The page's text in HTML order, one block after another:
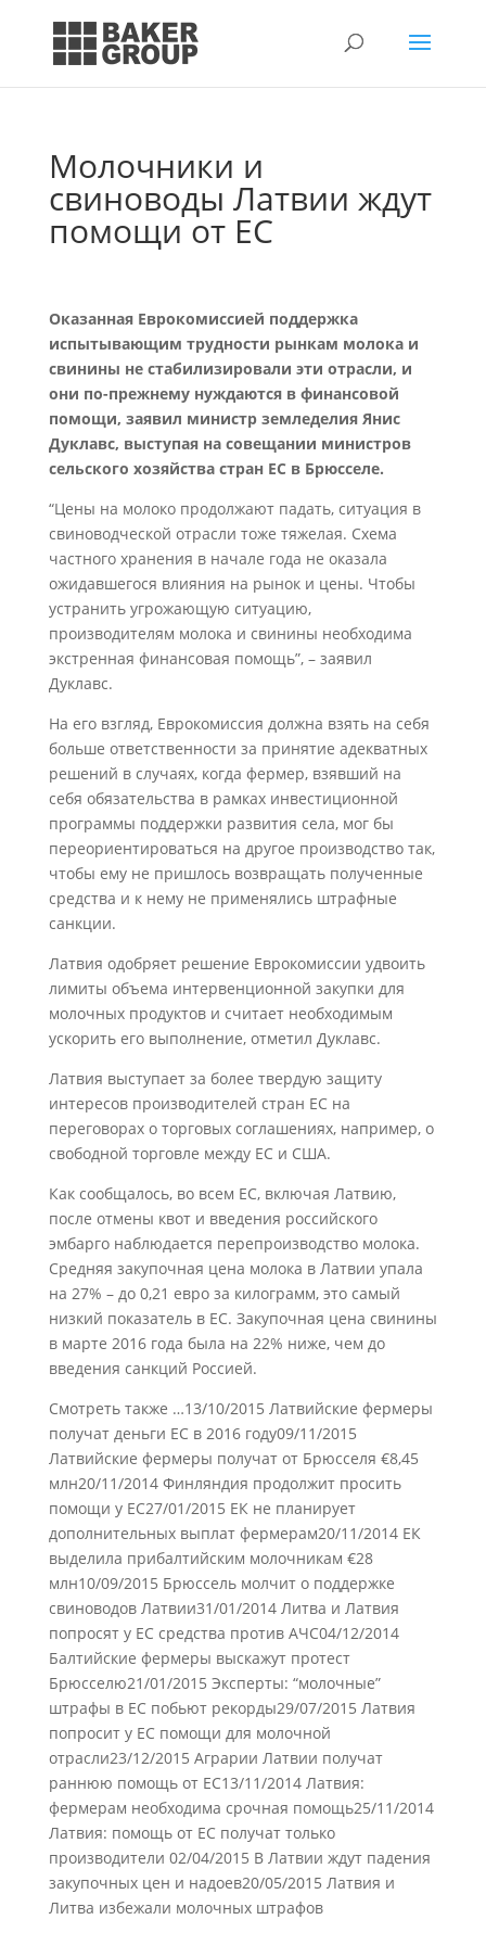
Молочники и
свиноводы Латвии ждут
помощи от ЕС
Оказанная Еврокомиссией поддержка
испытывающим трудности рынкам молока и
свинины не стабилизировали эти отрасли, и
они по-прежнему нуждаются в финансовой
помощи, заявил министр земледелия Янис
Дуклавс, выступая на совещании министров
сельского хозяйства стран ЕС в Брюсселе.
“Цены на молоко продолжают падать, ситуация в
свиноводческой отрасли тоже тяжелая. Схема
частного хранения в начале года не оказала
ожидавшегося влияния на рынок и цены. Чтобы
устранить угрожающую ситуацию,
производителям молока и свинины необходима
экстренная финансовая помощь”, – заявил
Дуклавс.
На его взгляд, Еврокомиссия должна взять на себя
больше ответственности за принятие адекватных
решений в случаях, когда фермер, взявший на
себя обязательства в рамках инвестиционной
программы поддержки развития села, мог бы
переориентироваться на другое производство так,
чтобы ему не пришлось возвращать полученные
средства и к нему не применялись штрафные
санкции.
Латвия одобряет решение Еврокомиссии удвоить
лимиты объема интервенционной закупки для
молочных продуктов и считает необходимым
ускорить его выполнение, отметил Дуклавс.
Латвия выступает за более твердую защиту
интересов производителей стран ЕС на
переговорах о торговых соглашениях, например, о
свободной торговле между ЕС и США.
Как сообщалось, во всем ЕС, включая Латвию,
после отмены квот и введения российского
эмбарго наблюдается перепроизводство молока.
Средняя закупочная цена молока в Латвии упала
на 27% – до 0,21 евро за килограмм, это самый
низкий показатель в ЕС. Закупочная цена свинины
в марте 2016 года была на 22% ниже, чем до
введения санкций Россией.
Смотреть также …13/10/2015 Латвийские фермеры
получат деньги ЕС в 2016 году09/11/2015
Латвийские фермеры получат от Брюсселя €8,45
млн20/11/2014 Финляндия продолжит просить
помощи у ЕС27/01/2015 ЕК не планирует
дополнительных выплат фермерам20/11/2014 ЕК
выделила прибалтийским молочникам €28
млн10/09/2015 Брюссель молчит о поддержке
свиноводов Латвии31/01/2014 Литва и Латвия
попросят у ЕС средства против АЧС04/12/2014
Балтийские фермеры выскажут протест
Брюсселю21/01/2015 Эксперты: “молочные”
штрафы в ЕС побьют рекорды29/07/2015 Латвия
попросит у ЕС помощи для молочной
отрасли23/12/2015 Аграрии Латвии получат
раннюю помощь от ЕС13/11/2014 Латвия:
фермерам необходима срочная помощь25/11/2014
Латвия: помощь от ЕС получат только
производители 02/04/2015 В Латвии ждут падения
закупочных цен и надоев20/05/2015 Латвия и
Литва избежали молочных штрафов